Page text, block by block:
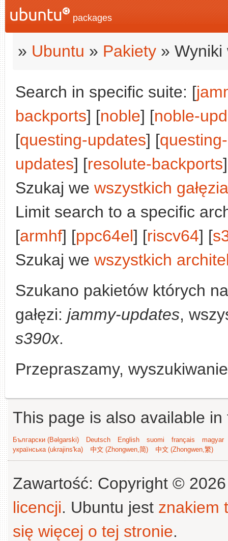
packages
» Ubuntu » Pakiety » Wyniki
Search in specific suite: [
backports] [noble] [noble-
[questing-updates] [
updates] [resolute-backports
Szukaj we wszystkich
Limit search to a specific
[armhf] [ppc64el] [riscv64] [
Szukaj we wszystkich
Szukano pakietów których
gałęzi: jammy-updates,
s390x.
Przepraszamy,
This page is also available
Български (Bəlgarski) Deutsch English suomi français
magyar
українська (ukrajins'ka)
中文 (Zhongwen,简) 中文 (Zhongwen,繁)
Zawartość: Copyright ©
licencji. Ubuntu jest znakiem
się więcej o tej stronie.